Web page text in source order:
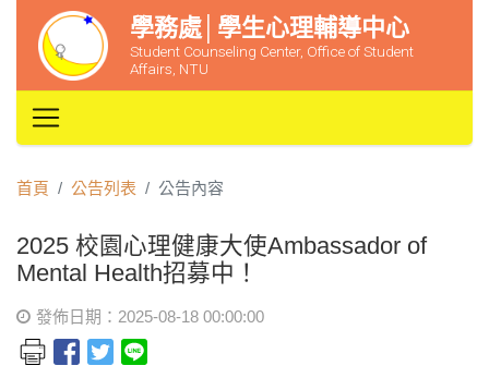
學務處│學生心理輔導中心
Student Counseling Center, Office of Student
Affairs, NTU
首頁 公告列表 公告內容
2025 校園心理健康大使Ambassador of
Mental Health招募中！
發佈日期：2025-08-18 00:00:00